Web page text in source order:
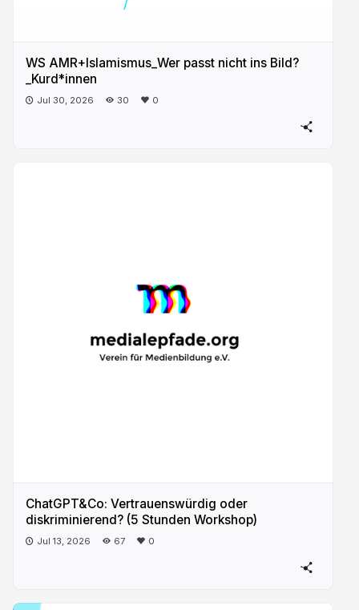
WS AMR+Islamismus_Wer passt nicht ins Bild?
_Kurd*innen
Jul 30, 2026 30 0
ChatGPT&Co: Vertrauenswürdig oder
diskriminierend? (5 Stunden Workshop)
Jul 13, 2026 67 0